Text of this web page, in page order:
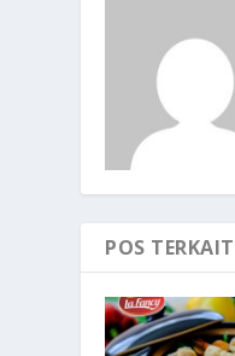
POS TERKAIT